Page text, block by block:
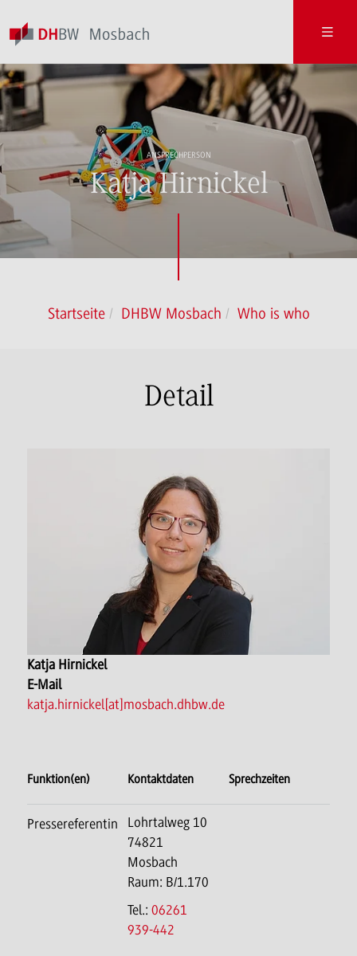
ANSPRECHPERSON
Katja Hirnickel
Startseite DHBW Mosbach Who is who
Detail
Katja Hirnickel
E-Mail
katja.hirnickel[at]mosbach.dhbw.de
Funktion(en) Kontaktdaten Sprechzeiten
Pressereferentin
Lohrtalweg 10
74821
Mosbach
Raum: B/1.170
Tel.: 06261
939-442